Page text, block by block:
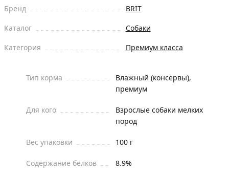
Бренд
BRIT
Каталог
Собаки
Категория
Премиум класса
Тип корма
Влажный (консервы),
премиум
Для кого
Взрослые собаки мелких
пород
Вес упаковки 100 г
Содержание белков 8.9%